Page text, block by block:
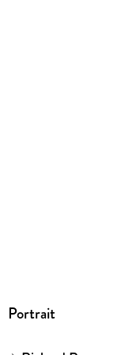
Portrait